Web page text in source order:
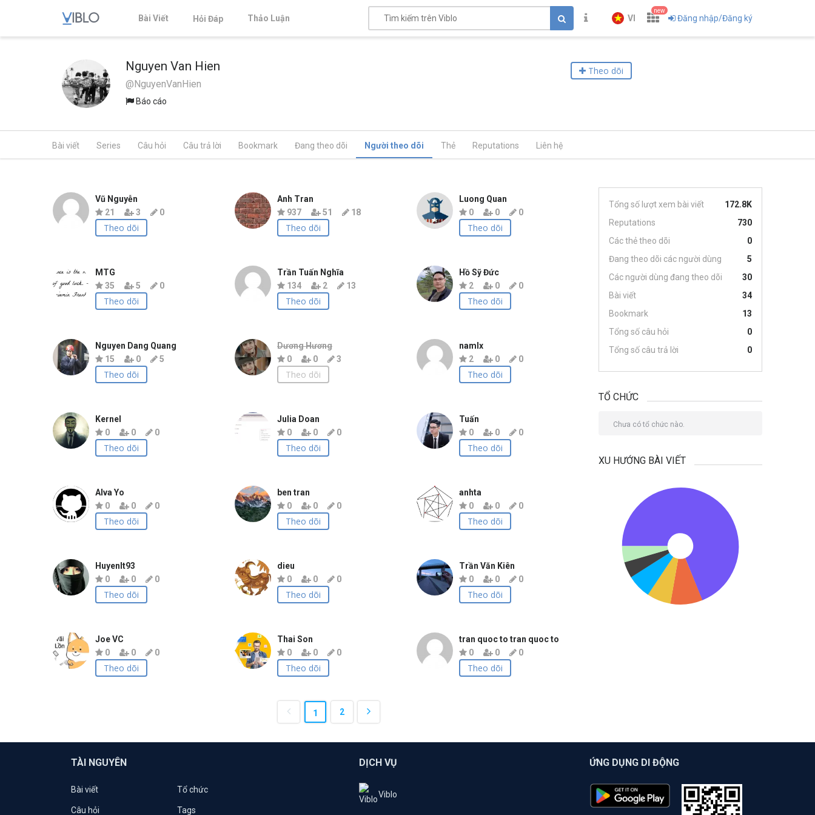
Bài Viết Hỏi Đáp Thảo Luận VI
new
Đăng nhập/Đăng ký
Nguyen Van Hien
@NguyenVanHien
Báo cáo
Theo dõi
Bài viết Series Câu hỏi Câu trả lời Bookmark Đang theo dõi Người theo dõi Thẻ Reputations Liên hệ
Vũ Nguyễn
21
3 0
Theo dõi
Anh Tran
937
51 18
Theo dõi
Luong Quan
0
0 0
Theo dõi
MTG
35
5 0
Theo dõi
Trần Tuấn Nghĩa
134
2 13
Theo dõi
Hồ Sỹ Đức
2
0 0
Theo dõi
Nguyen Dang Quang
15
0 5
Theo dõi
Dương Hương
0
0 3
Theo dõi
namlx
2
0 0
Theo dõi
Kernel
0
0 0
Theo dõi
Julia Doan
0
0 0
Theo dõi
Tuấn
0
0 0
Theo dõi
Alva Yo
0
0 0
Theo dõi
ben tran
0
0 0
Theo dõi
anhta
0
0 0
Theo dõi
Huyenlt93
0
0 0
Theo dõi
dieu
0
0 0
Theo dõi
Trần Văn Kiên
0
0 0
Theo dõi
Joe VC
0
0 0
Theo dõi
Thai Son
0
0 0
Theo dõi
tran quoc to tran quoc to
0
0 0
Theo dõi
1 2
Tổng số lượt xem bài viết
172.8K
Reputations
730
Các thẻ theo dõi
0
Đang theo dõi các người dùng
5
Các người dùng đang theo dõi
30
Bài viết
34
Bookmark
13
Tổng số câu hỏi
0
Tổng số câu trả lời
0
TỔ CHỨC
Chưa có tổ chức nào.
XU HƯỚNG BÀI VIẾT
TÀI NGUYÊN
Bài viết Tổ chức
Câu hỏi Tags
DỊCH VỤ
Viblo
ỨNG DỤNG DI ĐỘNG